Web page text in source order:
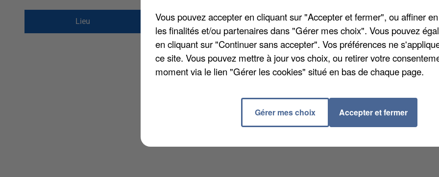
Lieu
stade municipal rue Jean Toeuf
80200 PERONNE
Vous pouvez accepter en cliquant sur "Accepter et fermer", ou affiner
les finalités et/ou partenaires dans "Gérer mes choix". Vous pouvez
en cliquant sur "Continuer sans accepter". Vos préférences ne
ce site. Vous pouvez mettre à jour vos choix, ou retirer votre
moment via le lien "Gérer les cookies" situé en bas de chaque page.
Gérer mes choix Accepter et fermer